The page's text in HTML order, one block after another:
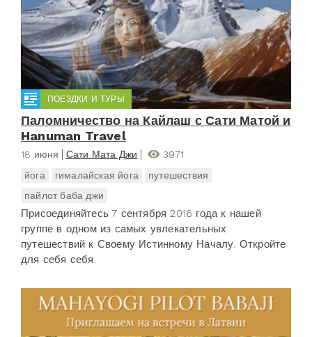
ПОЕЗДКИ И ТУРЫ
Паломничество на Кайлаш с Сати Матой и
Hanuman Travel
18 июня Сати Мата Джи
3971
йога
гималайская йога
путешествия
пайлот баба джи
Присоединяйтесь 7 сентября 2016 года к нашей
группе в одном из самых увлекательных
путешествий к Своему Истинному Началу. Откройте
для себя себя.